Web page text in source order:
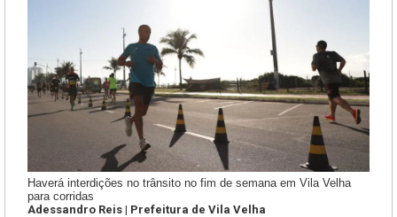
Haverá interdições no trânsito no fim de semana em Vila Velha
para corridas
Adessandro Reis | Prefeitura de Vila Velha